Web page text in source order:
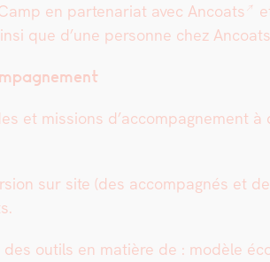
en parte­nar­i­at avec Ancoats
que d’une per­son­ne chez
et mis­sions d’accompagnement
sur site (des accom­pa­g­nés et
out­ils en matière de : mod­èle